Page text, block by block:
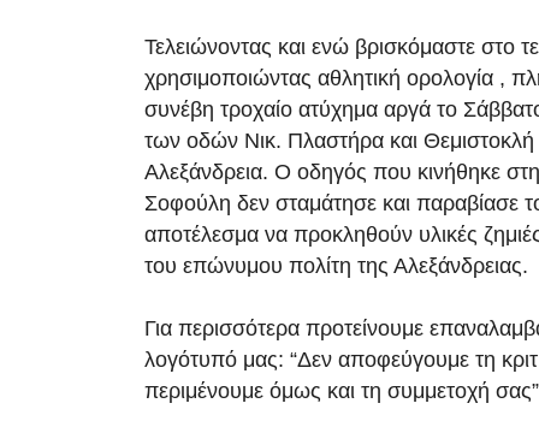
Τελειώνοντας και ενώ βρισκόμαστε στο
χρησιμοποιώντας αθλητική ορολογία ,
συνέβη τροχαίο ατύχημα αργά το
των οδών Νικ. Πλαστήρα και
Αλεξάνδρεια. Ο οδηγός που κινήθηκε
Σοφούλη δεν σταμάτησε και παραβίασε
αποτέλεσμα να προκληθούν υλικές
του επώνυμου πολίτη της Αλεξάνδρειας.
Για περισσότερα προτείνουμε
λογότυπό μας: “Δεν αποφεύγουμε τη
περιμένουμε όμως και τη συμμετοχή σας”